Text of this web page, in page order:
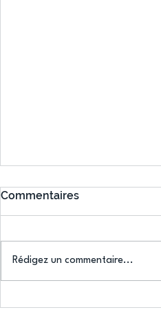
Commentaires
Rédigez un commentaire...